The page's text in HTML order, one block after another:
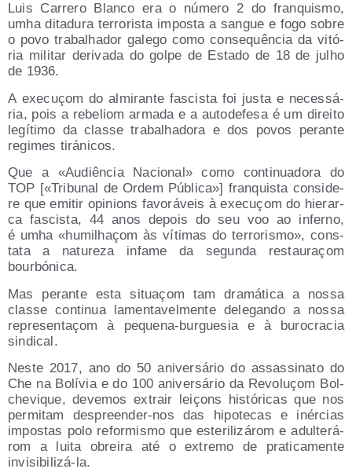
Luis Carre­ro Blan­co era o núme­ro 2 do fran­quis­mo,
umha dita­du­ra terro­ris­ta impos­ta a san­gue e fogo sobre
o povo tra­balha­dor gale­go como con­se­quên­cia da vitó­
ria mili­tar deri­va­da do gol­pe de Esta­do de 18 de julho
de 1936.
A execuçom do almi­ran­te fas­cis­ta foi jus­ta e neces­sá­
ria, pois a rebe­liom arma­da e a auto­de­fe­sa é um direi­to
legí­ti­mo da clas­se tra­balha­do­ra e dos povos peran­te
regi­mes tiránicos.
Que a «Audiên­cia Nacio­nal» como con­ti­nua­do­ra do
TOP [«Tri­bu­nal de Ordem Públi­ca»] fran­quis­ta con­si­de­
re que emi­tir opi­nions favo­rá­veis à execuçom do hie­rar­
ca fas­cis­ta, 44 anos depois do seu voo ao inferno,
é umha «humilhaçom às víti­mas do terro­ris­mo», cons­
ta­ta a natu­re­za infa­me da segun­da res­tau­raçom
bourbónica.
Mas peran­te esta situaçom tam dra­má­ti­ca a nos­sa
clas­se con­ti­nua lamen­ta­vel­men­te dele­gan­do a nos­sa
repre­sen­taçom à peque­na-bur­gue­sia e à buro­cra­cia
sindical.
Nes­te 2017, ano do 50 ani­ver­sá­rio do assas­si­na­to do
Che na Bolí­via e do 100 ani­ver­sá­rio da Revo­luçom Bol­
che­vi­que, deve­mos extra­ir leiçons his­tó­ri­cas que nos
per­mi­tam des­preen­der-nos das hipo­te­cas e inér­cias
impos­tas polo refor­mis­mo que este­ri­li­zá­rom e adul­te­rá­
rom a lui­ta obrei­ra até o extre­mo de pra­ti­ca­men­te
invisibilizá-la.